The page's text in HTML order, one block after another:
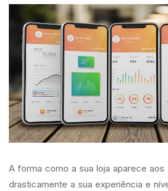
A forma como a sua loja aparece
drasticamente a sua experiência e